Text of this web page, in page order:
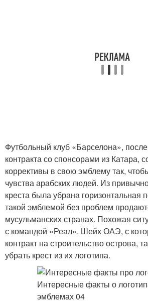
Футбольный клуб «Барселона»,
контракта со спонсорами из Катара,
коррективы в свою эмблему так,
чувства арабских людей. Из
креста была убрана горизонтальная
такой эмблемой без проблем
мусульманских странах. Похожая
с командой «Реал». Шейх ОАЭ, с
контракт на строительство острова,
убрать крест из их логотипа.